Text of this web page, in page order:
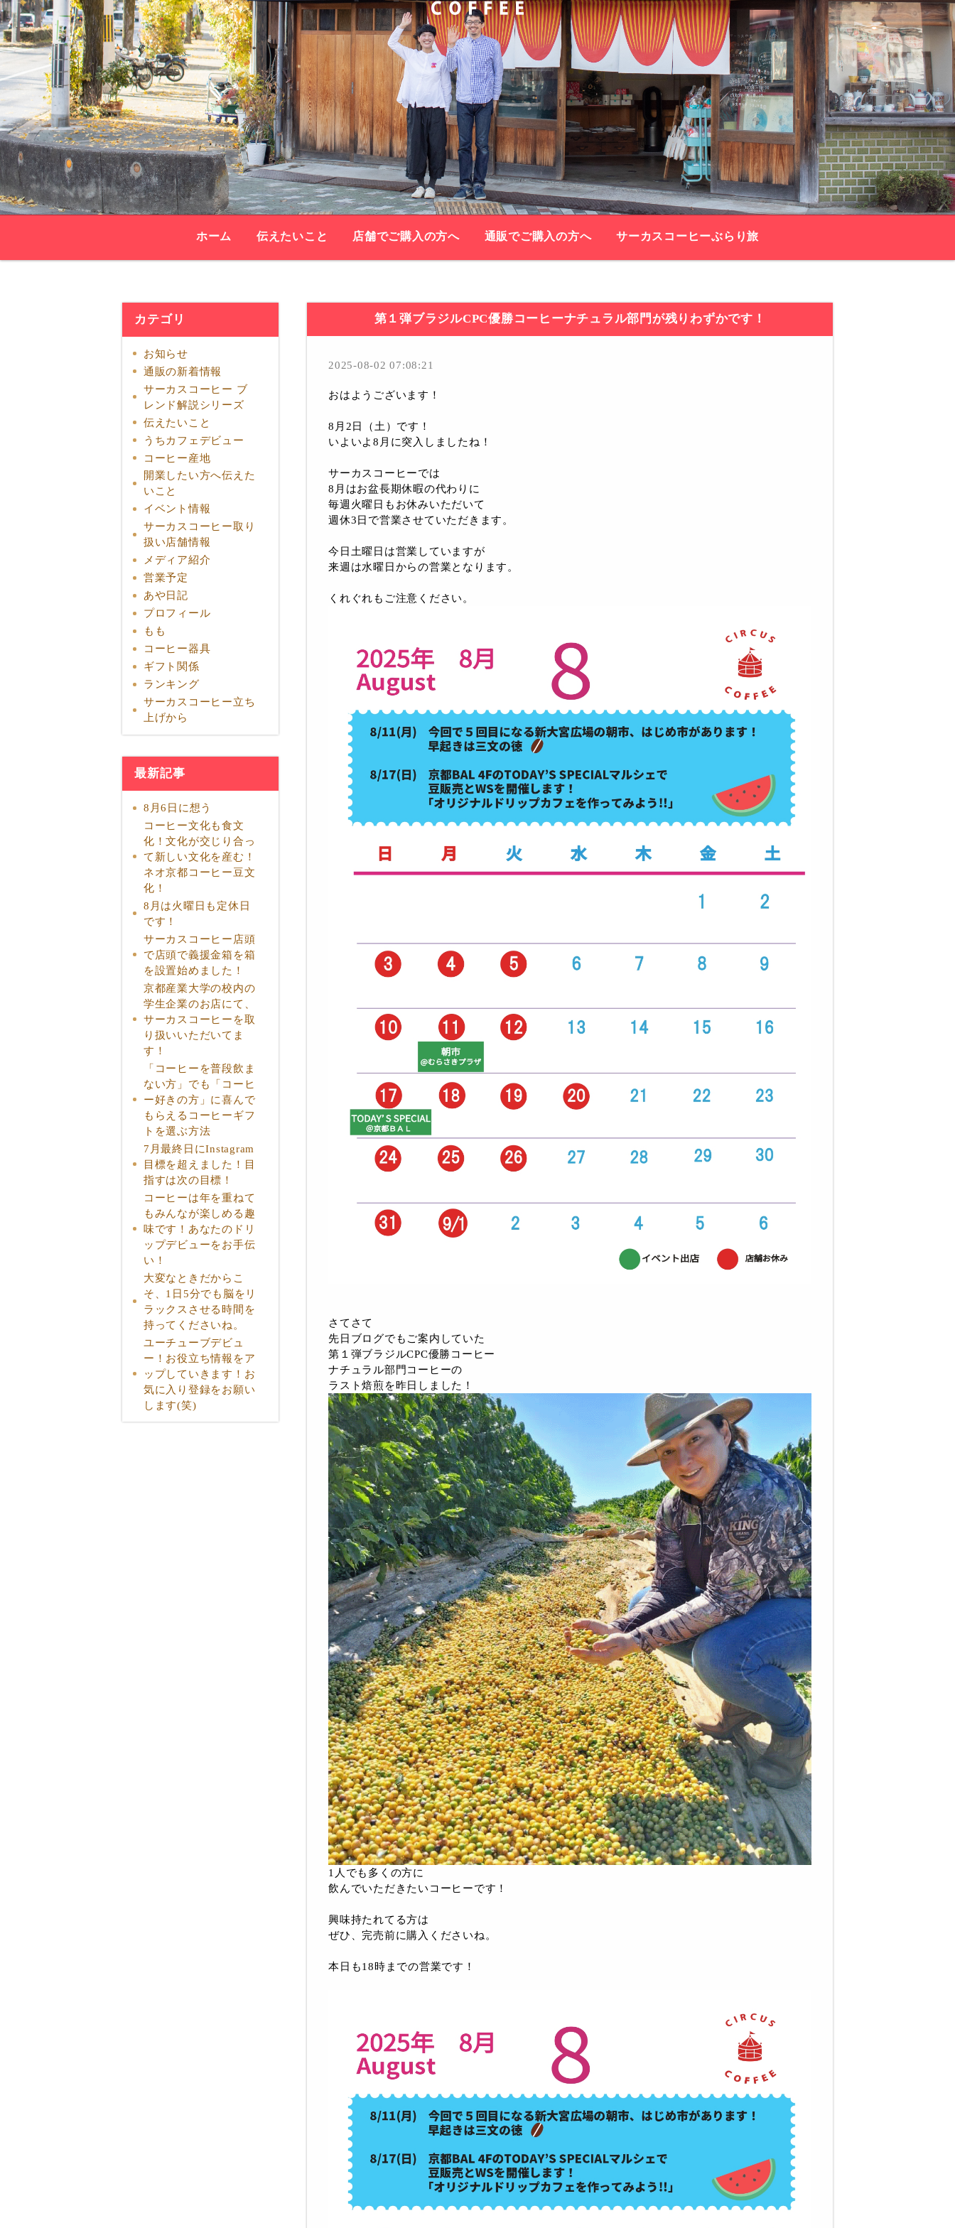
ホーム 伝えたいこと 店舗でご購入の方へ 通販でご購入の方へ サーカスコーヒーぶらり旅
カテゴリ
お知らせ
通販の新着情報
サーカスコーヒー ブ
レンド解説シリーズ
伝えたいこと
うちカフェデビュー
コーヒー産地
開業したい方へ伝えた
いこと
イベント情報
サーカスコーヒー取り
扱い店舗情報
メディア紹介
営業予定
あや日記
プロフィール
もも
コーヒー器具
ギフト関係
ランキング
サーカスコーヒー立ち
上げから
最新記事
8月6日に想う
コーヒー文化も食文
化！文化が交じり合っ
て新しい文化を産む！
ネオ京都コーヒー豆文
化！
8月は火曜日も定休日
です！
サーカスコーヒー店頭
で店頭で義援金箱を箱
を設置始めました！
京都産業大学の校内の
学生企業のお店にて、
サーカスコーヒーを取
り扱いいただいてま
す！
「コーヒーを普段飲ま
ない方」でも「コーヒ
ー好きの方」に喜んで
もらえるコーヒーギフ
トを選ぶ方法
7月最終日にInstagram
目標を超えました！目
指すは次の目標！
コーヒーは年を重ねて
もみんなが楽しめる趣
味です！あなたのドリ
ップデビューをお手伝
い！
大変なときだからこ
そ、1日5分でも脳をリ
ラックスさせる時間を
持ってくださいね。
ユーチューブデビュ
ー！お役立ち情報をア
ップしていきます！お
気に入り登録をお願い
します(笑)
第１弾ブラジルCPC優勝コーヒーナチュラル部門が残りわずかです！
2025-08-02 07:08:21
おはようございます！
8月2日（土）です！
いよいよ8月に突入しましたね！
サーカスコーヒーでは
8月はお盆長期休暇の代わりに
毎週火曜日もお休みいただいて
週休3日で営業させていただきます。
今日土曜日は営業していますが
来週は水曜日からの営業となります。
くれぐれもご注意ください。
さてさて
先日ブログでもご案内していた
第１弾ブラジルCPC優勝コーヒー
ナチュラル部門コーヒーの
ラスト焙煎を昨日しました！
1人でも多くの方に
飲んでいただきたいコーヒーです！
興味持たれてる方は
ぜひ、完売前に購入くださいね。
本日も18時までの営業です！